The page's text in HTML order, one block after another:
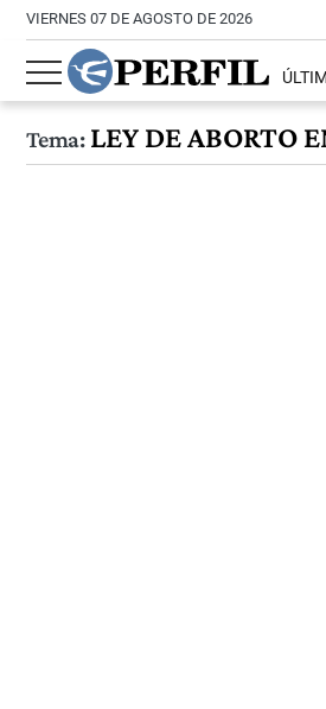
VIERNES 07 DE AGOSTO DE 2026
Tema:LEY DE ABORTO